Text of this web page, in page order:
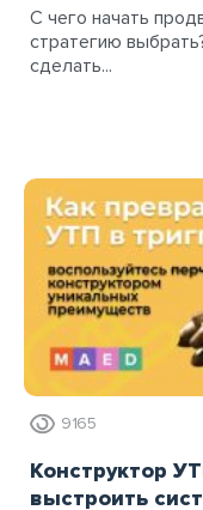
С чего начать
стратегию
сделать...
9165
Конструктор
выстроить